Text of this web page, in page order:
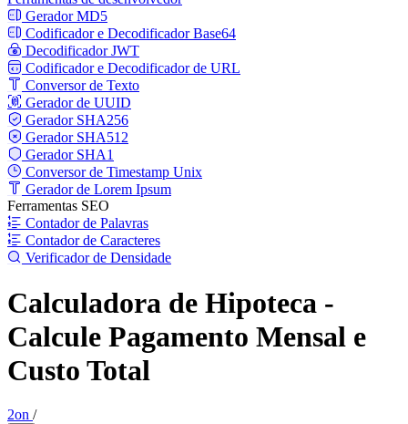
Gerador MD5
Codificador e Decodificador Base64
Decodificador JWT
Codificador e Decodificador de URL
Conversor de Texto
Gerador de UUID
Gerador SHA256
Gerador SHA512
Gerador SHA1
Conversor de Timestamp Unix
Gerador de Lorem Ipsum
Ferramentas SEO
Contador de Palavras
Contador de Caracteres
Verificador de Densidade
Calculadora de Hipoteca -
Calcule Pagamento Mensal e
Custo Total
2on /